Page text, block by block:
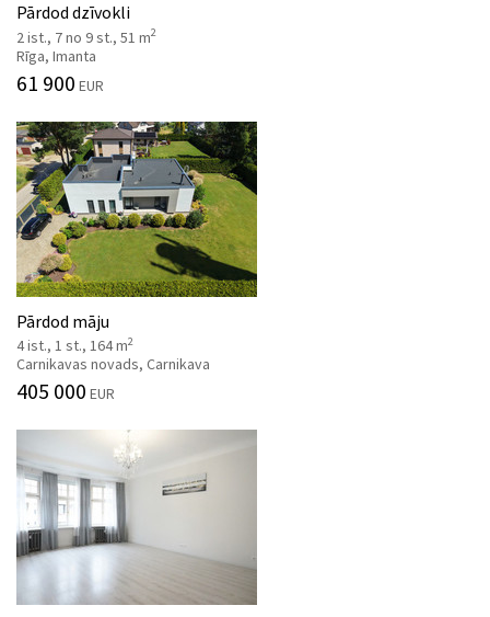
Pārdod dzīvokli
2 ist., 7 no 9 st., 51 m2
Rīga, Imanta
61 900 EUR
Pārdod māju
4 ist., 1 st., 164 m2
Carnikavas novads, Carnikava
405 000 EUR